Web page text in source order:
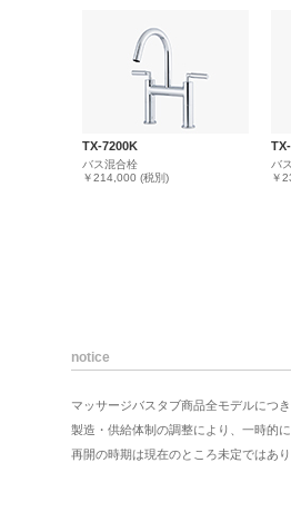
TX-7200K
バス混合栓
￥214,000 (税別)
バ
￥
notice
マッサージバスタブ商品全モデルにつ
製造・供給体制の調整により、一時的
再開の時期は現在のところ未定ではあ